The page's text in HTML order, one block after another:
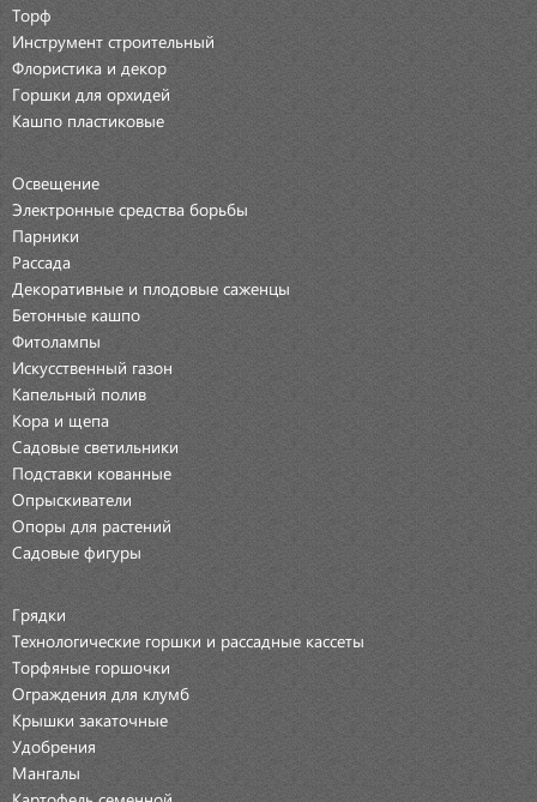
Торф
Инструмент строительный
Флористика и декор
Горшки для орхидей
Кашпо пластиковые
Освещение
Электронные средства борьбы
Парники
Рассада
Декоративные и плодовые саженцы
Бетонные кашпо
Фитолампы
Искусственный газон
Капельный полив
Кора и щепа
Садовые светильники
Подставки кованные
Опрыскиватели
Опоры для растений
Садовые фигуры
Грядки
Технологические горшки и рассадные кассеты
Торфяные горшочки
Ограждения для клумб
Крышки закаточные
Удобрения
Мангалы
Картофель семенной